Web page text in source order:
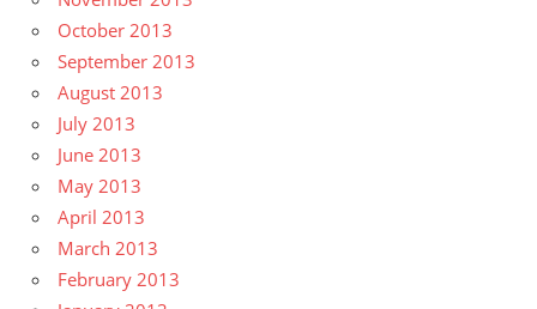
October 2013
September 2013
August 2013
July 2013
June 2013
May 2013
April 2013
March 2013
February 2013